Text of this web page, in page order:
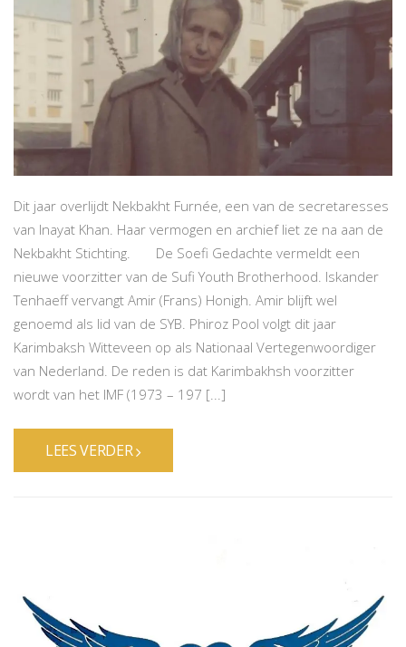
Dit jaar overlijdt Nekbakht Furnée, een van de secretaresses
van Inayat Khan. Haar vermogen en archief liet ze na aan de
Nekbakht Stichting. De Soefi Gedachte vermeldt een
nieuwe voorzitter van de Sufi Youth Brotherhood. Iskander
Tenhaeff vervangt Amir (Frans) Honigh. Amir blijft wel
genoemd als lid van de SYB. Phiroz Pool volgt dit jaar
Karimbaksh Witteveen op als Nationaal Vertegenwoordiger
van Nederland. De reden is dat Karimbakhsh voorzitter
wordt van het IMF (1973 – 197 [...]
LEES VERDER